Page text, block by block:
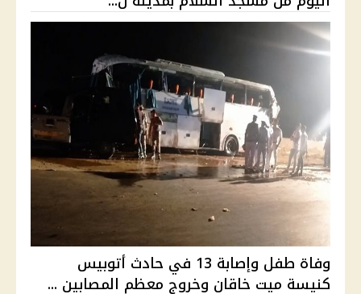
وفاة طفل وإصابة 13 في حادث أتوبيس
كنيسة ميت خاقان وخروج معظم المصابين ...